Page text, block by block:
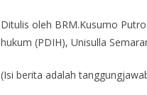
Ditulis oleh BRM.Kusumo
hukum (PDIH), Unisulla
(Isi berita adalah